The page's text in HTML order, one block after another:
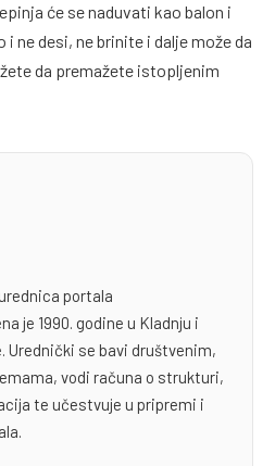
će se naduvati kao balon i
ne desi, ne brinite i dalje može da
da premažete istopljenim
portala
je 1990. godine u Kladnju i
Urednički se bavi društvenim,
vodi računa o strukturi,
te učestvuje u pripremi i